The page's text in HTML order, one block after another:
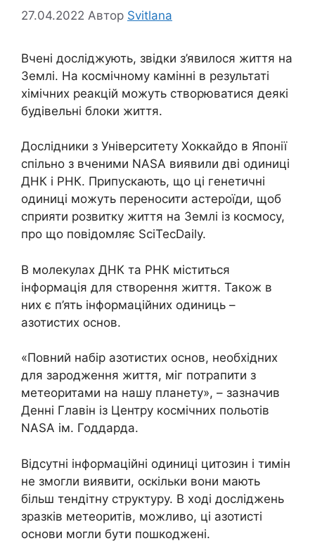
27.04.2022 Автор Svitlana
Вчені досліджують, звідки з’явилося життя на
Землі. На космічному камінні в результаті
хімічних реакцій можуть створюватися деякі
будівельні блоки життя.
Дослідники з Університету Хоккайдо в Японії
спільно з вченими NASA виявили дві одиниці
ДНК і РНК. Припускають, що ці генетичні
одиниці можуть переносити астероїди, щоб
сприяти розвитку життя на Землі із космосу,
про що повідомляє SciTecDaily.
В молекулах ДНК та РНК міститься
інформація для створення життя. Також в
них є п’ять інформаційних одиниць –
азотистих основ.
«Повний набір азотистих основ, необхідних
для зародження життя, міг потрапити з
метеоритами на нашу планету», – зазначив
Денні Главін із Центру космічних польотів
NASA ім. Годдарда.
Відсутні інформаційні одиниці цитозин і тимін
не змогли виявити, оскільки вони мають
більш тендітну структуру. В ході досліджень
зразків метеоритів, можливо, ці азотисті
основи могли бути пошкоджені.